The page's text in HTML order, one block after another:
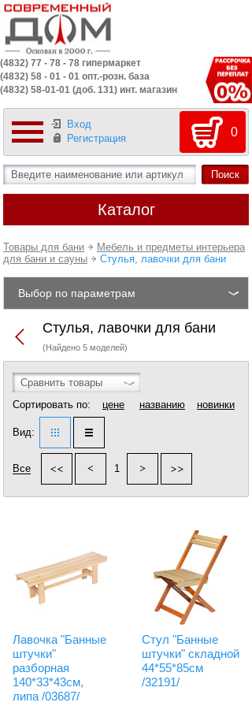
(4832) 77 - 78 - 78 гипермаркет
(4832) 58 - 01 - 01 опт.-розн. база
(4832) 58-01-01 (доб. 131) инт. магазин
Вход
Регистрация
0
Каталог
Товары для бани
Мебель и предметы интерьера
для бани и сауны
Стулья, лавочки для бани
Выбор по параметрам
Стулья, лавочки для бани
(Найдено 5 моделей)
Сравнить товары
Сортировать по:
цене названию новинки
Вид:
Все 1
Лавочка "Банные
штучки"
разборная
140*33*43см,
липа /03687/
Стул "Банные
штучки" складной
44*55*85см
/32191/